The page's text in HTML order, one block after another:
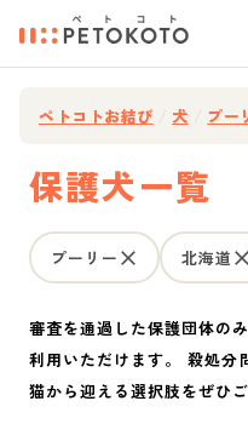
ペトコトお結び 犬 プー
保護犬一覧
プーリー 北海道
審査を通過した保護団体の
利用いただけます。 殺処分
猫から迎える選択肢をぜひ